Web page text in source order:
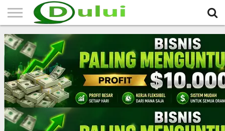
HOME
TERBARU
BERITA
SEJARAH
KOMUNITAS
IKLAN
GRATIS
RELIGI
LAINNYA
MITRA